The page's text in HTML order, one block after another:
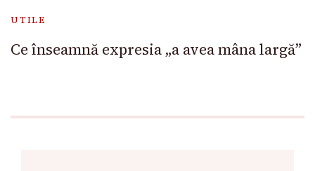
UTILE
Ce înseamnă expresia „a avea mâna largă”